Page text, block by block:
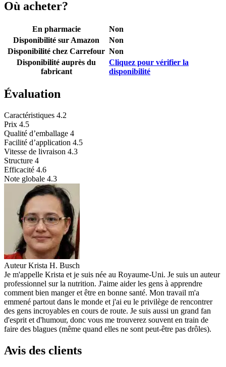
Où acheter?
En pharmacie
Non
Disponibilité sur Amazon
Non
Disponibilité chez Carrefour Non
Disponibilité auprès du
fabricant
Cliquez pour vérifier la
disponibilité
Évaluation
Caractéristiques 4.2
Prix 4.5
Qualité d’emballage 4
Facilité d’application 4.5
Vitesse de livraison 4.3
Structure 4
Efficacité 4.6
Note globale 4.3
Auteur Krista H. Busch
Je m'appelle Krista et je suis née au Royaume-Uni. Je suis un auteur
professionnel sur la nutrition. J'aime aider les gens à apprendre
comment bien manger et être en bonne santé. Mon travail m'a
emmené partout dans le monde et j'ai eu le privilège de rencontrer
des gens incroyables en cours de route. Je suis aussi un grand fan
d'esprit et d'humour, donc vous me trouverez souvent en train de
faire des blagues (même quand elles ne sont peut-être pas drôles).
Avis des clients